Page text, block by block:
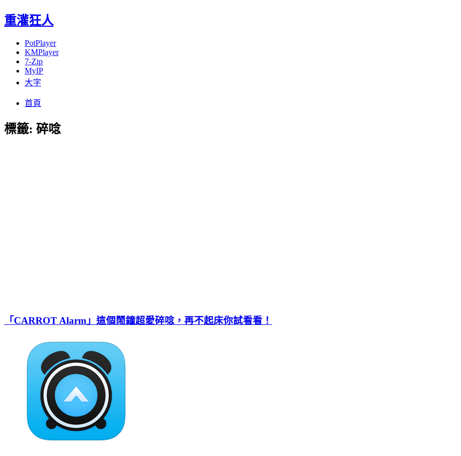
重灌狂人
PotPlayer
KMPlayer
7-Zip
MyIP
大字
首頁
標籤: 碎唸
「CARROT Alarm」這個鬧鐘超愛碎唸，再不起床你試看看！